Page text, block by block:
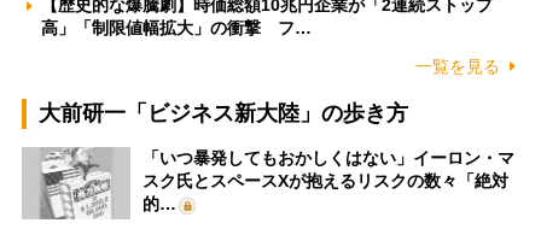
【歴史的な爆騰劇】時価総額10兆円企業が「2連続ストップ
高」「制限値幅拡大」の衝撃 フ…
一覧を見る
大前研一「ビジネス新大陸」の歩き方
「いつ暴発してもおかしくはない」イーロン・マ
スク氏とスペースXが抱えるリスクの数々「絶対
的…